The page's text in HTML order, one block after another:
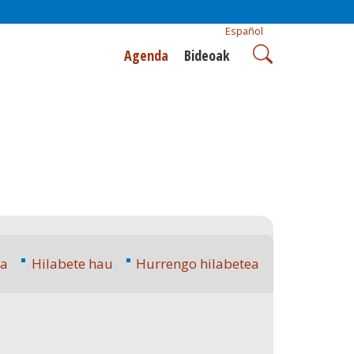
Español
Agenda Bideoak
Hilabete hau Hurrengo hilabetea